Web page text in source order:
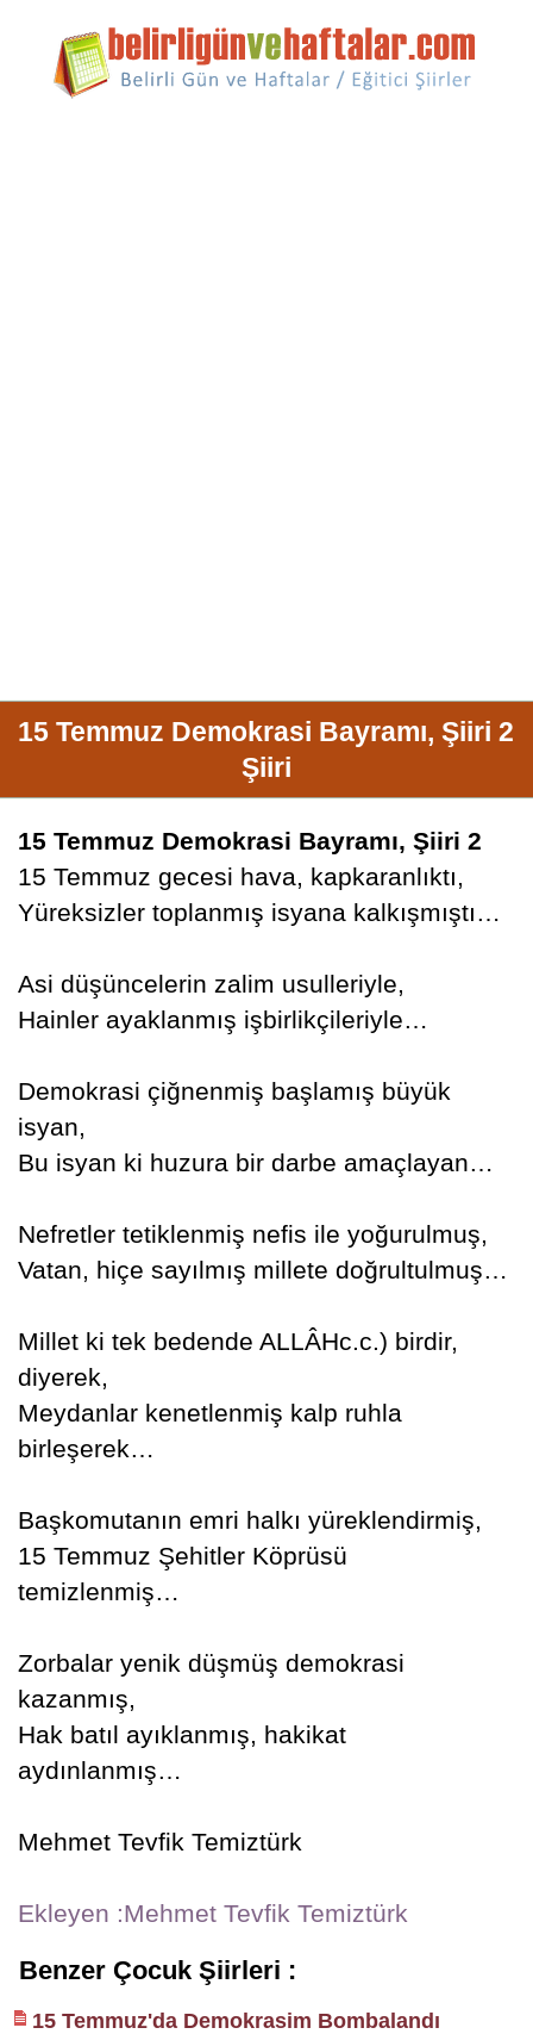
15 Temmuz Demokrasi Bayramı, Şiiri 2
Şiiri
15 Temmuz Demokrasi Bayramı, Şiiri 2
15 Temmuz gecesi hava, kapkaranlıktı,
Yüreksizler toplanmış isyana kalkışmıştı…
Asi düşüncelerin zalim usulleriyle,
Hainler ayaklanmış işbirlikçileriyle…
Demokrasi çiğnenmiş başlamış büyük
isyan,
Bu isyan ki huzura bir darbe amaçlayan…
Nefretler tetiklenmiş nefis ile yoğurulmuş,
Vatan, hiçe sayılmış millete doğrultulmuş…
Millet ki tek bedende ALLÂHc.c.) birdir,
diyerek,
Meydanlar kenetlenmiş kalp ruhla
birleşerek…
Başkomutanın emri halkı yüreklendirmiş,
15 Temmuz Şehitler Köprüsü
temizlenmiş…
Zorbalar yenik düşmüş demokrasi
kazanmış,
Hak batıl ayıklanmış, hakikat
aydınlanmış…
Mehmet Tevfik Temiztürk
Ekleyen :Mehmet Tevfik Temiztürk
Benzer Çocuk Şiirleri :
15 Temmuz'da Demokrasim Bombalandı